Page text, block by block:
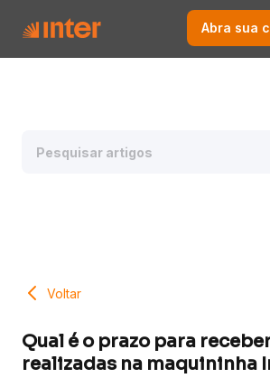
Abra sua
Voltar
Qual é o prazo para
realizadas na maquininha